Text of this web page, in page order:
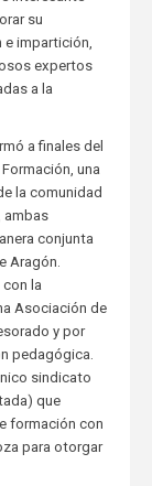
su
e impartición,
expertos
a la
a finales del
una
la comunidad
ambas
conjunta
Aragón.
la
Asociación de
y por
pedagógica.
sindicato
que
formación con
para otorgar